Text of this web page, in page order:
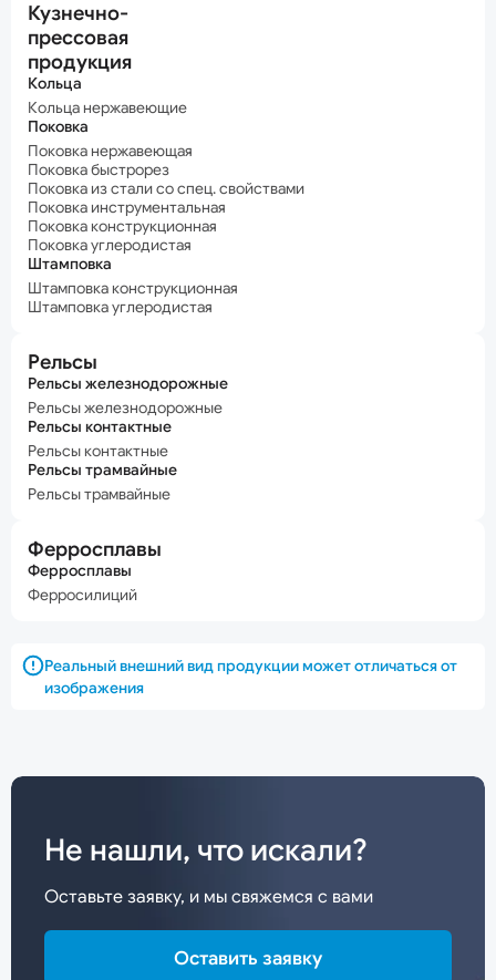
Кузнечно-
прессовая
продукция
Кольца
Кольца нержавеющие
Поковка
Поковка нержавеющая
Поковка быстрорез
Поковка из стали со спец. свойствами
Поковка инструментальная
Поковка конструкционная
Поковка углеродистая
Штамповка
Штамповка конструкционная
Штамповка углеродистая
Рельсы
Рельсы железнодорожные
Рельсы железнодорожные
Рельсы контактные
Рельсы контактные
Рельсы трамвайные
Рельсы трамвайные
Ферросплавы
Ферросплавы
Ферросилиций
Реальный внешний вид продукции может отличаться от
изображения
Не нашли, что искали?
Оставьте заявку, и мы свяжемся с вами
Оставить заявку